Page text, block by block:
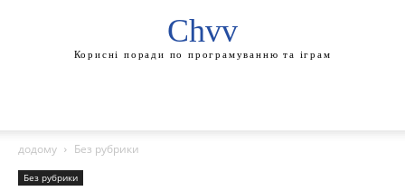
Chvv
Корисні поради по програмуванню та іграм
додому Без рубрики
Без рубрики